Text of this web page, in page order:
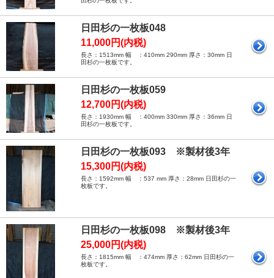
日田杉の一枚板048
11,000円(内税)
長さ：1513mm 幅 ：410mm 290mm 厚さ：30mm 日
田杉の一枚板です。
日田杉の一枚板059
12,700円(内税)
長さ：1930mm 幅 ：400mm 330mm 厚さ：36mm 日
田杉の一枚板です。
日田杉の一枚板093 ※製材後3年
15,300円(内税)
長さ：1592mm 幅 ：537 mm 厚さ：28mm 日田杉の一
枚板です。
日田杉の一枚板098 ※製材後3年
25,000円(内税)
長さ：1815mm 幅 ：474mm 厚さ：62mm 日田杉の一
枚板です。